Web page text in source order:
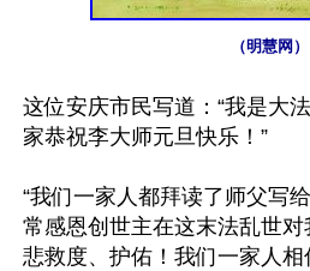
（明慧网）
这位安庆市民写道：“我是大
家恭祝李大师元旦快乐！”
“我们一家人都拜读了师父写
常感恩创世主在这末法乱世
悲救度、护佑！我们一家人